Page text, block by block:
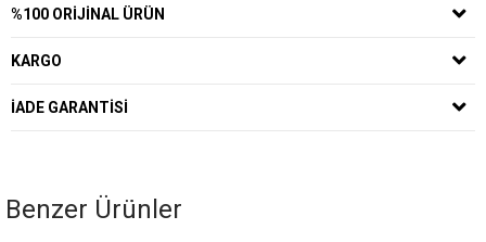
%100 ORIJINAL ÜRÜN
KARGO
İADE GARANTISI
Benzer Ürünler